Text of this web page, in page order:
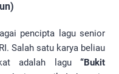
pencipta lagu senior
Salah satu karya beliau
adalah lagu “Bukit